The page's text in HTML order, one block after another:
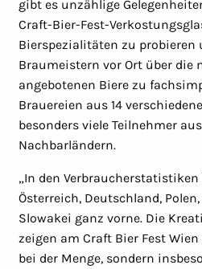
gibt es unzählige
Craft-Bier-Fest-
Bierspezialitäten zu probieren
Braumeistern vor Ort über die
angebotenen Biere zu
Brauereien aus 14
besonders viele Teilnehmer
Nachbarländern.
„In den Verbraucherstatistiken
Österreich, Deutschland,
Slowakei ganz vorne. Die
zeigen am Craft Bier Fest
bei der Menge, sondern